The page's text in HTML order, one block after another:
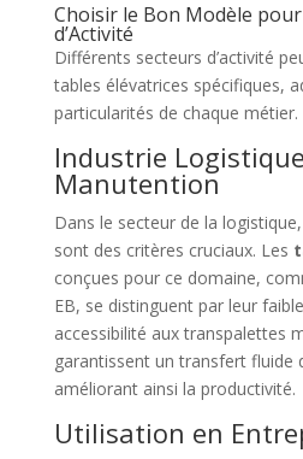
Choisir le Bon Modèle
d’Activité
Différents secteurs d’activité
tables élévatrices spécifiques,
particularités de chaque métier.
Industrie
Manutention
Dans le secteur de la
sont des critères cruciaux. Les
conçues pour ce domaine,
EB, se distinguent par leur
accessibilité aux transpalettes
garantissent un transfert fluide
améliorant ainsi la productivité.
Utilisation en